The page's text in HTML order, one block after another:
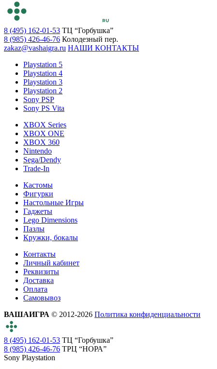
8 (495) 162-01-53 ТЦ “Горбушка”
8 (985) 426-46-76 Колодезный пер.
zakaz@vashaigra.ru НАШИ КОНТАКТЫ
Playstation 5
Playstation 4
Playstation 3
Playstation 2
Sony PSP
Sony PS Vita
XBOX Series
XBOX ONE
XBOX 360
Nintendo
Sega/Dendy
Trade-In
Кастомы
Фигурки
Настольные Игры
Гаджеты
Lego Dimensions
Пазлы
Кружки, бокалы
Контакты
Личный кабинет
Реквизиты
Доставка
Оплата
Самовывоз
ВАШАИГРА © 2012-2026 Политика конфиденциальности
8 (495) 162-01-53 ТЦ “Горбушка”
8 (985) 426-46-76 ТРЦ “НОРА”
Sony Playstation